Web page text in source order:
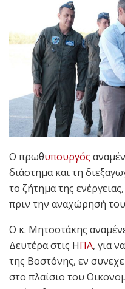
Ο πρωθυπουργός
διάστημα και τη
το ζήτημα της
πριν την αναχώρησή του
Ο κ. Μητσοτάκης
Δευτέρα στις ΗΠΑ, για
της Βοστόνης, εν
στο πλαίσιο του